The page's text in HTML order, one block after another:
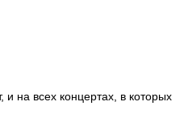
на всех концертах, в которых